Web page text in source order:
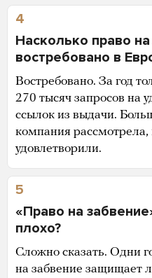
4
Насколько право
востребовано в
Востребовано. За год
270 тысяч запросов на
ссылок из выдачи.
компания
удовлетворили.
5
«Право на
плохо?
Сложно сказать. Одни
на забвение защищает